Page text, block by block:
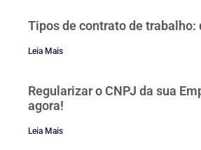
Tipos de contrato de trabalho:
Leia Mais
Regularizar o CNPJ da sua
agora!
Leia Mais